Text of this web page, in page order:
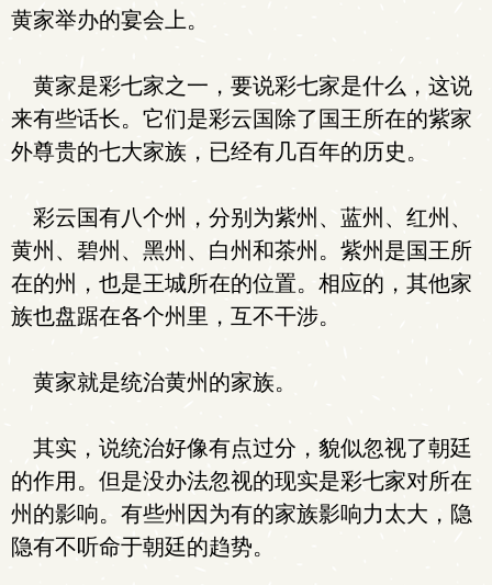
黄家举办的宴会上。
黄家是彩七家之一，要说彩七家是什么，这说
来有些话长。它们是彩云国除了国王所在的紫家
外尊贵的七大家族，已经有几百年的历史。
彩云国有八个州，分别为紫州、蓝州、红州、
黄州、碧州、黑州、白州和茶州。紫州是国王所
在的州，也是王城所在的位置。相应的，其他家
族也盘踞在各个州里，互不干涉。
黄家就是统治黄州的家族。
其实，说统治好像有点过分，貌似忽视了朝廷
的作用。但是没办法忽视的现实是彩七家对所在
州的影响。有些州因为有的家族影响力太大，隐
隐有不听命于朝廷的趋势。